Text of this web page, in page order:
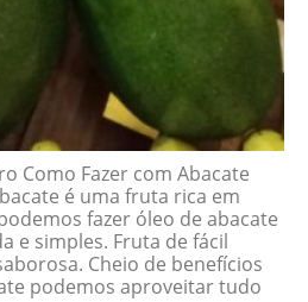
Como Fazer com Abacate
é uma fruta rica em
fazer óleo de abacate
e simples. Fruta de fácil
Cheio de benefícios
podemos aproveitar tudo